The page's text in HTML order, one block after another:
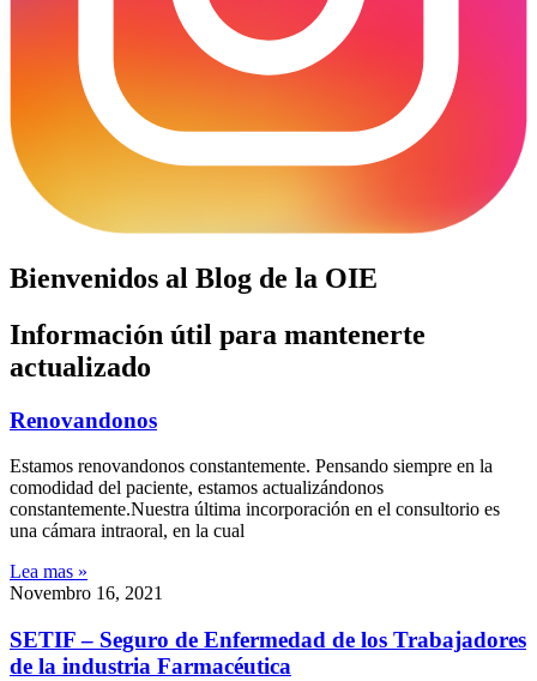
Bienvenidos al Blog de la OIE
Información útil para mantenerte
actualizado
Renovandonos
Estamos renovandonos constantemente. Pensando siempre en la
comodidad del paciente, estamos actualizándonos
constantemente.Nuestra última incorporación en el consultorio es
una cámara intraoral, en la cual
Lea mas »
Novembro 16, 2021
SETIF – Seguro de Enfermedad de los Trabajadores
de la industria Farmacéutica